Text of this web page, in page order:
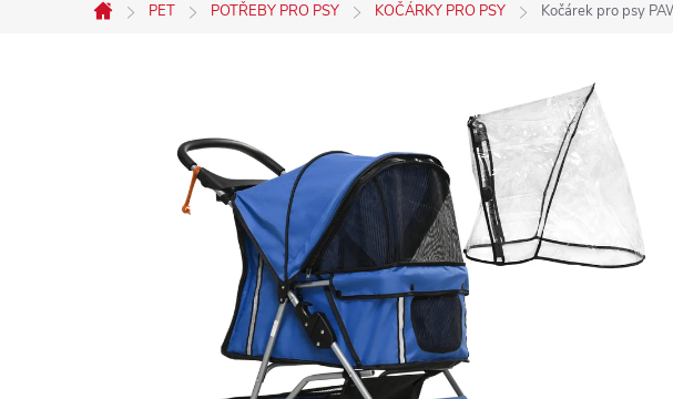
Domů
PET POTŘEBY PRO PSY KOČÁRKY PRO PSY Kočárek pro psy